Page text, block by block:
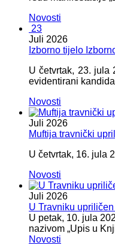
Novosti
23
Juli 2026
Izborno tijelo
U četvrtak, 23. jula
evidentirani
Novosti
Juli 2026
Muftija travnički
U četvrtak, 16. jula
Novosti
Juli 2026
U Travniku
U petak, 10. jula
nazivom „Upis u
Novosti